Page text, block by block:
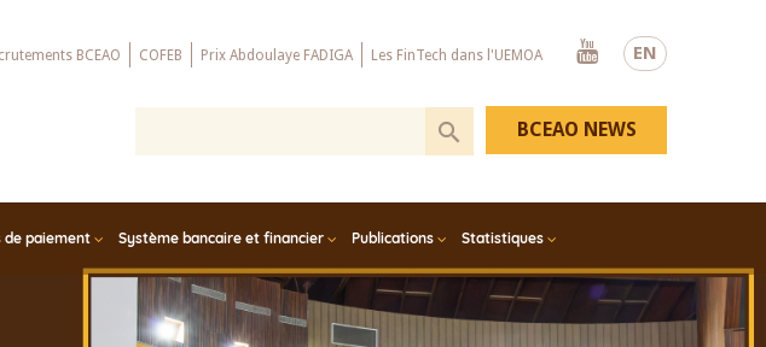
EN
BCEAO COFEB Prix Abdoulaye FADIGA Les FinTech dans l'UEMOA
Youtube
de paiement Système bancaire et financier Publications Statistiques
BCEAO NEWS